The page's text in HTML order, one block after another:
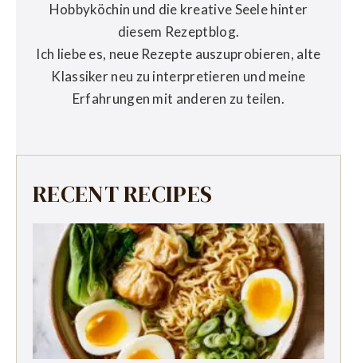
Hobbyköchin und die kreative Seele hinter
diesem Rezeptblog.
Ich liebe es, neue Rezepte auszuprobieren, alte
Klassiker neu zu interpretieren und meine
Erfahrungen mit anderen zu teilen.
RECENT RECIPES